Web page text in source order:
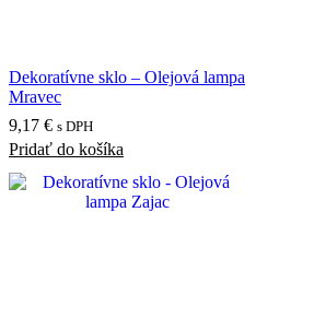
Dekoratívne sklo – Olejová lampa
Mravec
9,17 € s DPH
Pridať do košíka